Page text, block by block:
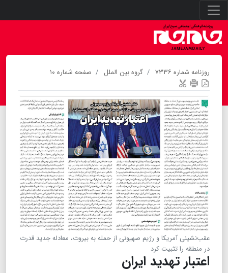
روزنامه شماره ۷۳۳۶ گروه بین الملل صفحه شماره ۱۰
عقب‌نشینی آمریکا و رژیم صهیونی از حمله به بیروت، معادله جدید قدرت
در منطقه را تثبیت کرد
اعتبار تهدید ایران